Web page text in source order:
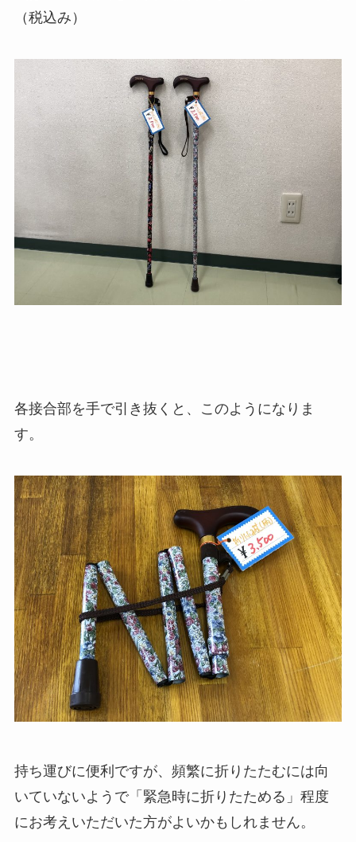
（税込み）
各接合部を手で引き抜くと、このようになりま
す。
持ち運びに便利ですが、頻繁に折りたたむには向
いていないようで「緊急時に折りたためる」程度
にお考えいただいた方がよいかもしれません。